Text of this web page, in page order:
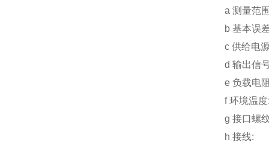
a 测量范
b 基本误
c 供给电
d 输出信
e 负载电
f 环境温
g 接口螺
h 接线: